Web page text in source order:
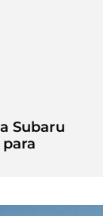
Subaru